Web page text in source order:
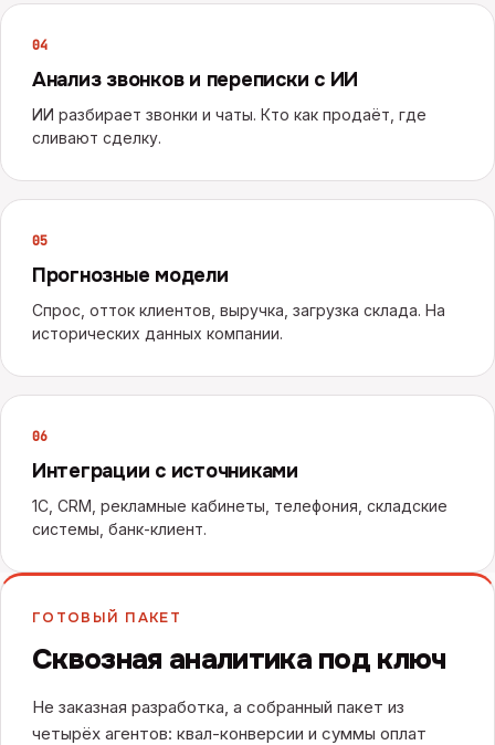
04
Анализ звонков и переписки с ИИ
ИИ разбирает звонки и чаты. Кто как продаёт, где
сливают сделку.
05
Прогнозные модели
Спрос, отток клиентов, выручка, загрузка склада. На
исторических данных компании.
06
Интеграции с источниками
1С, CRM, рекламные кабинеты, телефония, складские
системы, банк-клиент.
ГОТОВЫЙ ПАКЕТ
Сквозная аналитика под ключ
Не заказная разработка, а собранный пакет из
четырёх агентов: квал-конверсии и суммы оплат